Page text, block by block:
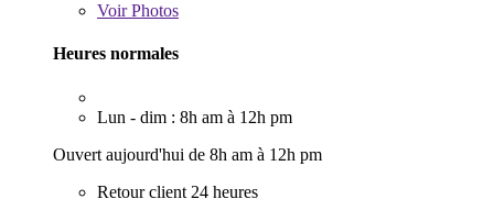
VoirPhotos
Heures normales
Lun - dim : 8h am à 12h pm
Ouvert aujourd'hui de 8h am à 12h pm
Retour client 24 heures